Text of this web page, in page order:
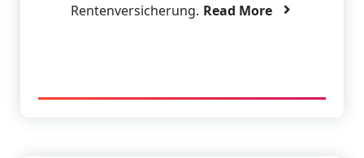
Rentenversicherung. Read More